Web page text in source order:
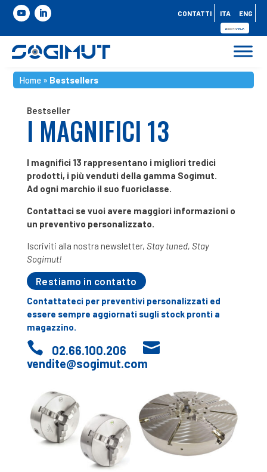
CONTATTI ITA ENG
Home » Bestsellers
Bestseller
I MAGNIFICI 13
I magnifici 13 rappresentano i migliori tredici
prodotti, i più venduti della gamma Sogimut.
Ad ogni marchio il suo fuoriclasse.
Contattaci se vuoi avere maggiori informazioni o
un preventivo personalizzato.
Iscriviti alla nostra newsletter, Stay tuned, Stay
Sogimut!
Restiamo in contatto
Contattateci per preventivi personalizzati ed
essere sempre aggiornati sugli stock pronti a
magazzino.
 02.66.100.206 
vendite@sogimut.com